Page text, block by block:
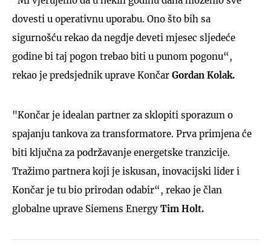
dovesti u operativnu uporabu. Ono što bih sa
sigurnošću rekao da negdje deveti mjesec sljedeće
godine bi taj pogon trebao biti u punom pogonu“,
rekao je predsjednik uprave Končar Gordan Kolak.
"Končar je idealan partner za sklopiti sporazum o
spajanju tankova za transformatore. Prva primjena će
biti ključna za podržavanje energetske tranzicije.
Tražimo partnera koji je iskusan, inovacijski lider i
Končar je tu bio prirodan odabir“, rekao je član
globalne uprave Siemens Energy Tim Holt.